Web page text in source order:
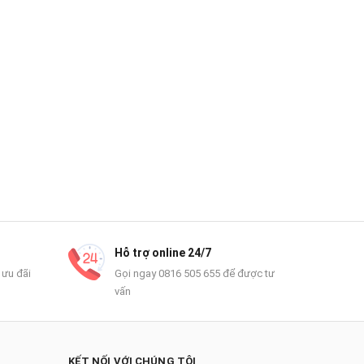
đãi
Hỗ trợ online 24/7
Gọi ngay 0816 505 655 để được tư
vấn
KẾT NỐI VỚI CHÚNG TÔI